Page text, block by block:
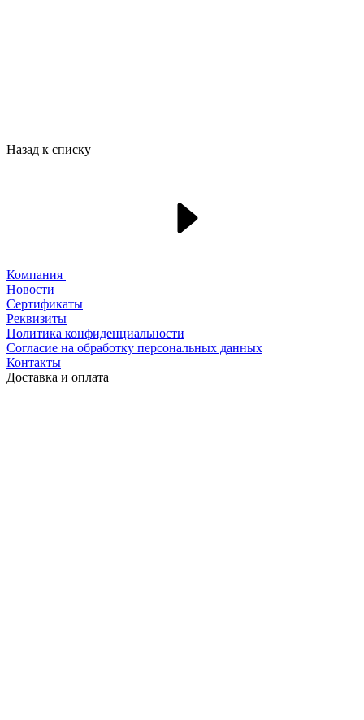
Назад к списку
Компания
Новости
Сертификаты
Реквизиты
Политика конфиденциальности
Согласие на обработку персональных данных
Контакты
Доставка и оплата